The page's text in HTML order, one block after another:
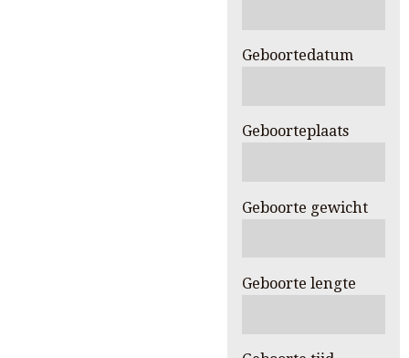
Geboortedatum
Geboorteplaats
Geboorte gewicht
Geboorte lengte